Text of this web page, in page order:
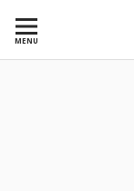
auMENU